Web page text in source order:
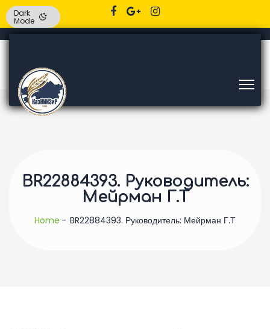
BR22884393. Руководитель:
Мейрман Г.Т
Home BR22884393. Руководитель: Мейрман Г.Т
Dark
Mode